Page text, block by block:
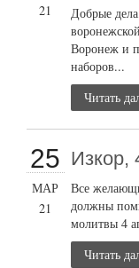
21
Добрые
Воронеж и
наборов...
Читать
25
МАР
21
Изкор,
Все
должны
молитвы 4
Читать